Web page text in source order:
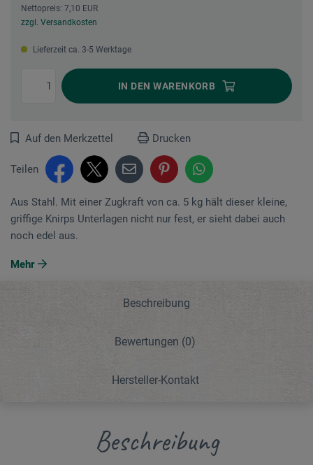
Nettopreis: 7,10 EUR
zzgl. Versandkosten
Lieferzeit ca. 3-5 Werktage
IN DEN WARENKORB
Auf den Merkzettel Drucken
Teilen
Aus Stahl. Mit einer Zugkraft von ca. 5 kg hält dieser kleine,
griffige Knirps Unterlagen nicht nur fest, er sieht dabei auch
noch edel aus.
Mehr
Beschreibung
Bewertungen (0)
Hersteller-Kontakt
Beschreibung